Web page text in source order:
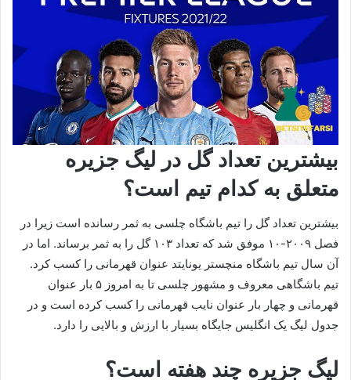
بیشترین تعداد گل در لیگ جزیره
متعلق به کدام تیم است؟
بیشترین تعداد گل را تیم باشگاه چلسی به ثمر رسانده است زیرا در
فصل ۲۰۰۹-۱۰ موفق شد که تعداد ۱۰۳ گل را به ثمر برساند. اما در
آن سال تیم باشگاه منچستر یونایتد عنوان قهرمانی را کسب کرد.
تیم باشگاهی معروف و مشهور چلسی تا به امروز ۵ بار عنوان
قهرمانی و چهار بار عنوان نایب قهرمانی را کسب کرده است و در
جدول لیگ یک انگلیس جایگاه بسیار با ارزش و بالایی را دارد.
لیگ جزیره چند هفته است؟